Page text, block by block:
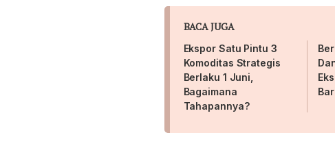
BACA JUGA
Ekspor Satu Pintu 3
Komoditas Strategis
Berlaku 1 Juni,
Bagaimana
Tahapannya?